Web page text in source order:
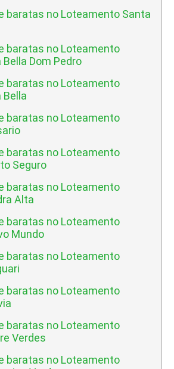
baratas no Loteamento Santa
baratas no Loteamento
Dom Pedro
baratas no Loteamento
Bella
baratas no Loteamento
baratas no Loteamento
Seguro
baratas no Loteamento
Alta
baratas no Loteamento
Mundo
baratas no Loteamento
baratas no Loteamento
baratas no Loteamento
Verdes
baratas no Loteamento